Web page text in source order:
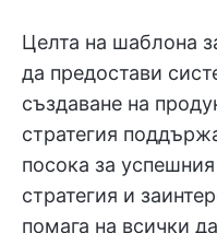
Целта на шаблона
да предостави
създаване на
стратегия
посока за
стратегия и
помага на всички